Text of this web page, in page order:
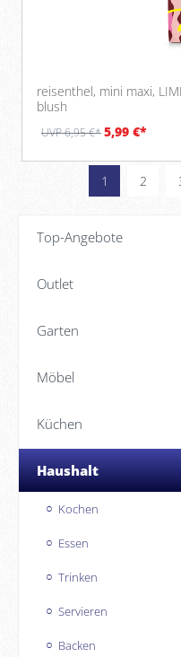
Top-Angebote
Outlet
Garten
Möbel
Küchen
Haushalt
Kochen
Essen
Trinken
Servieren
Backen
reisenthel, mini maxi,
blush
UVP 6,95 €*5,99 €*
1 2